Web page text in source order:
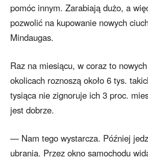
pomóc innym. Zarabiają dużo, a
pozwolić na kupowanie nowych
Mindaugas.
Raz na miesiącu, w coraz to
okolicach roznoszą około 6 tys.
tysiąca nie zignoruje ich 3 proc.
jest dobrze.
— Nam tego wystarcza. Później
ubrania. Przez okno samochodu